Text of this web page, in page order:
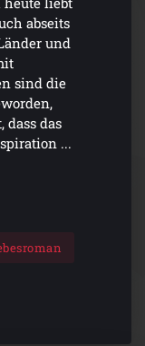
abseits
und
sind die
das
...